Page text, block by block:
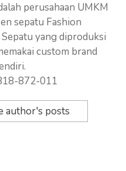
perusahaan UMKM
sepatu Fashion
yang diproduksi
custom brand
872-011
author's posts